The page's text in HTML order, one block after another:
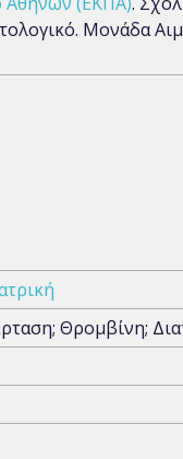
Μονάδα
Θρομβίνη;